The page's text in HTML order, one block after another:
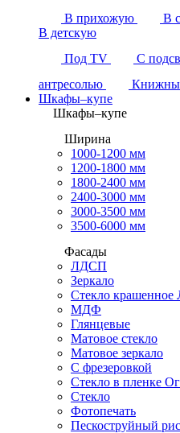
В прихожую
В
В детскую
Под TV
С
антресолью
Шкафы–купе
Шкафы–купе
Ширина
1000-1200 мм
1200-1800 мм
1800-2400 мм
2400-3000 мм
3000-3500 мм
3500-6000 мм
Фасады
ЛДСП
Зеркало
Стекло крашенное
МДФ
Глянцевые
Матовое стекло
Матовое зеркало
С фрезеровкой
Стекло в пленке
Стекло
Фотопечать
Пескоструйный